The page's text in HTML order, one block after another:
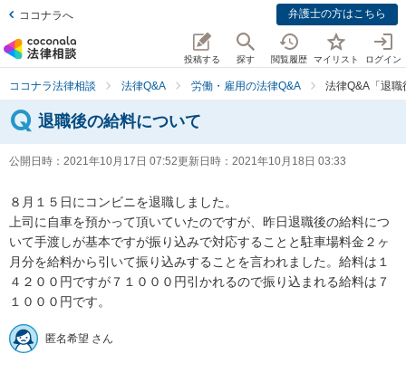
ココナラへ 弁護士の方はこちら
投稿する 探す 閲覧履歴 マイリスト ログイン
ココナラ法律相談 法律Q&A 労働・雇用の法律Q&A 法律Q&A「退
退職後の給料について
公開日時： 2021年10月17日 07:52更新日時： 2021年10月18日 03:33
８月１５日にコンビニを退職しました。
上司に自車を預かって頂いていたのですが、昨日退職後の給料につ
いて手渡しが基本ですが振り込みで対応することと駐車場料金２ヶ
月分を給料から引いて振り込みすることを言われました。給料は１
４２００円ですが７１０００円引かれるので振り込まれる給料は７
１０００円です。
匿名希望 さん